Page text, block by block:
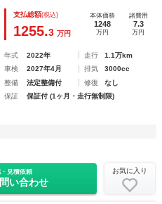
ーン Ｍカーボンエクステリ
ットシート Ｍドライブプロ
支払総額(税込)
1255.3 万円
本体価格
1248
万円
諸費用
7.3
万円
年式 2022年 走行
1.1万km
車検
2027年4月 排気
3000cc
整備
法定整備付 修復
なし
保証
保証付 (1ヶ月・走行無制限)
見積依頼
い合わせ
お気に入り